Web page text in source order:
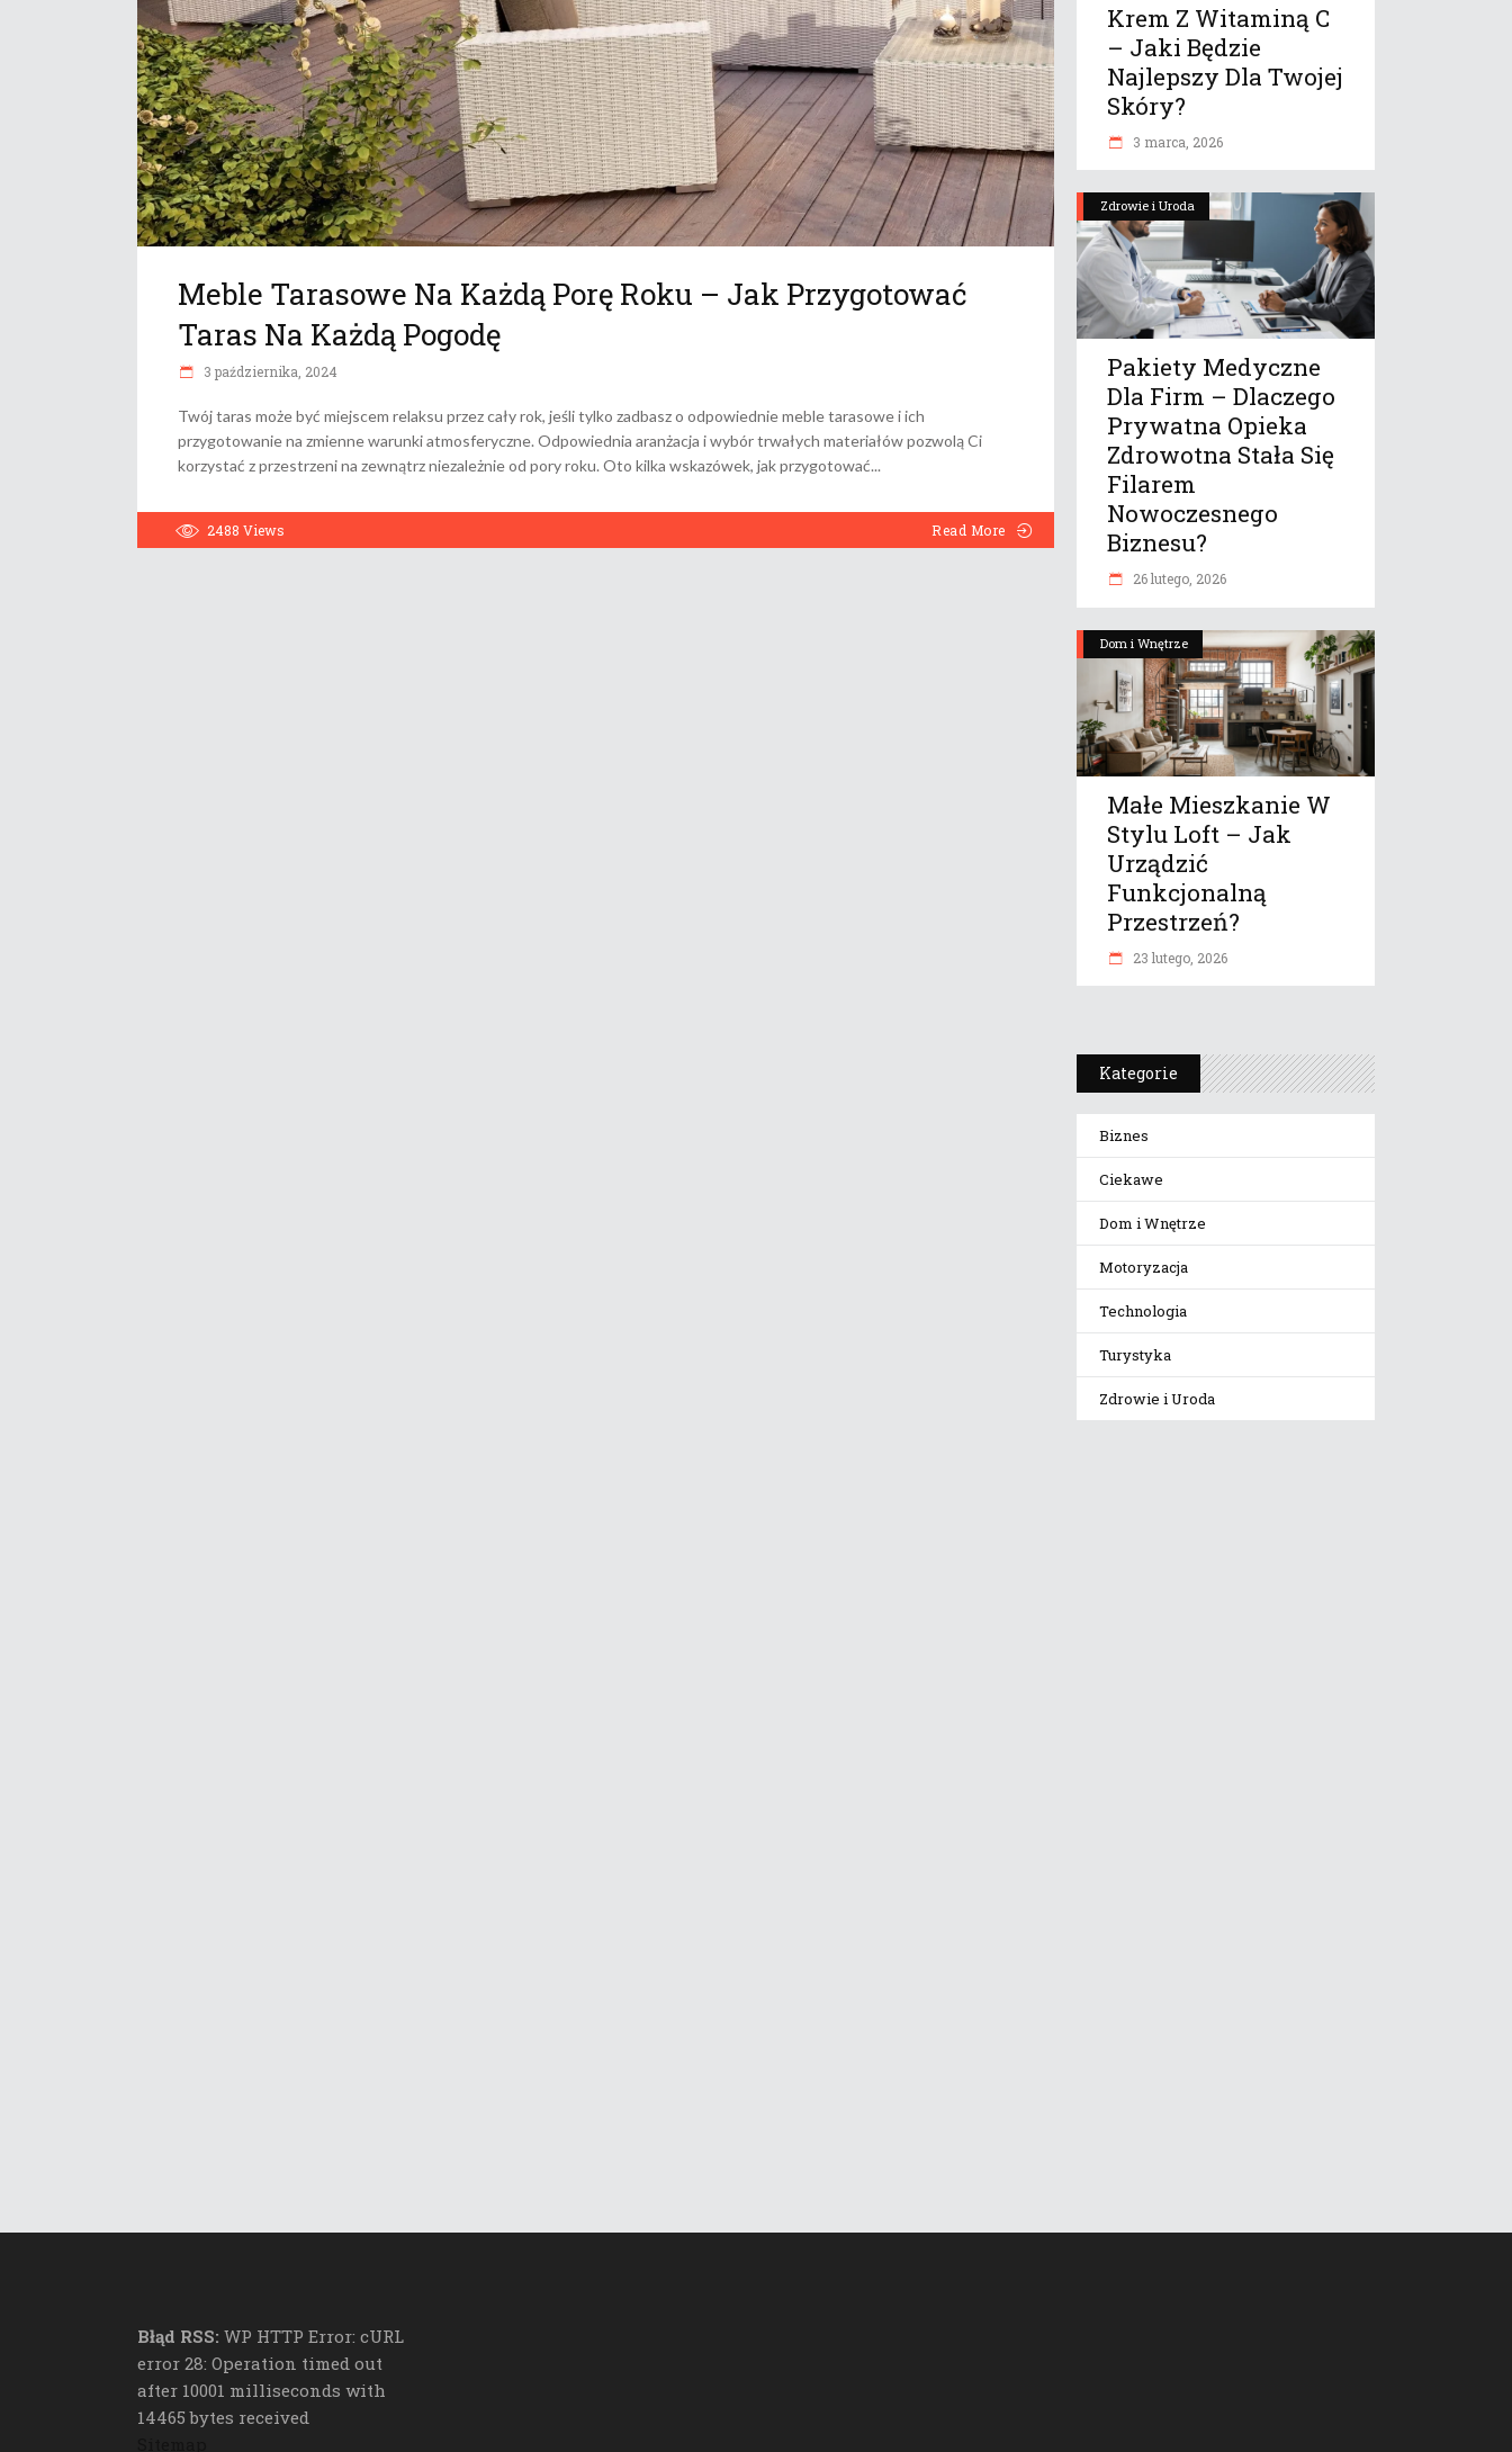
Meble Tarasowe Na Każdą Porę Roku – Jak Przygotować
Taras Na Każdą Pogodę
3 października, 2024
Twój taras może być miejscem relaksu przez cały rok, jeśli tylko zadbasz o odpowiednie meble tarasowe i ich
przygotowanie na zmienne warunki atmosferyczne. Odpowiednia aranżacja i wybór trwałych materiałów pozwolą Ci
korzystać z przestrzeni na zewnątrz niezależnie od pory roku. Oto kilka wskazówek, jak przygotować
2488 Views Read More
Krem Z Witaminą C
– Jaki Będzie
Najlepszy Dla Twojej
Skóry?
3 marca, 2026
Zdrowie i Uroda
Pakiety Medyczne
Dla Firm – Dlaczego
Prywatna Opieka
Zdrowotna Stała Się
Filarem
Nowoczesnego
Biznesu?
26 lutego, 2026
Dom i Wnętrze
Małe Mieszkanie W
Stylu Loft – Jak
Urządzić
Funkcjonalną
Przestrzeń?
23 lutego, 2026
Kategorie
Biznes
Ciekawe
Dom i Wnętrze
Motoryzacja
Technologia
Turystyka
Zdrowie i Uroda
Błąd RSS: WP HTTP Error: cURL
error 28: Operation timed out
after 10001 milliseconds with
14465 bytes received